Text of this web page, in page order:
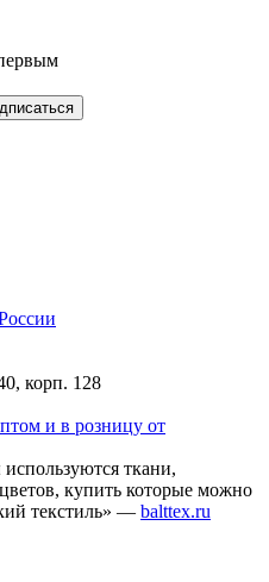
корп. 128
и в розницу от
ткани,
купить которые можно
текстиль» — balttex.ru